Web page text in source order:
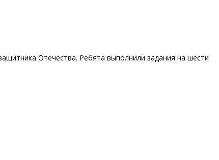
Отечества. Ребята выполнили задания на шести